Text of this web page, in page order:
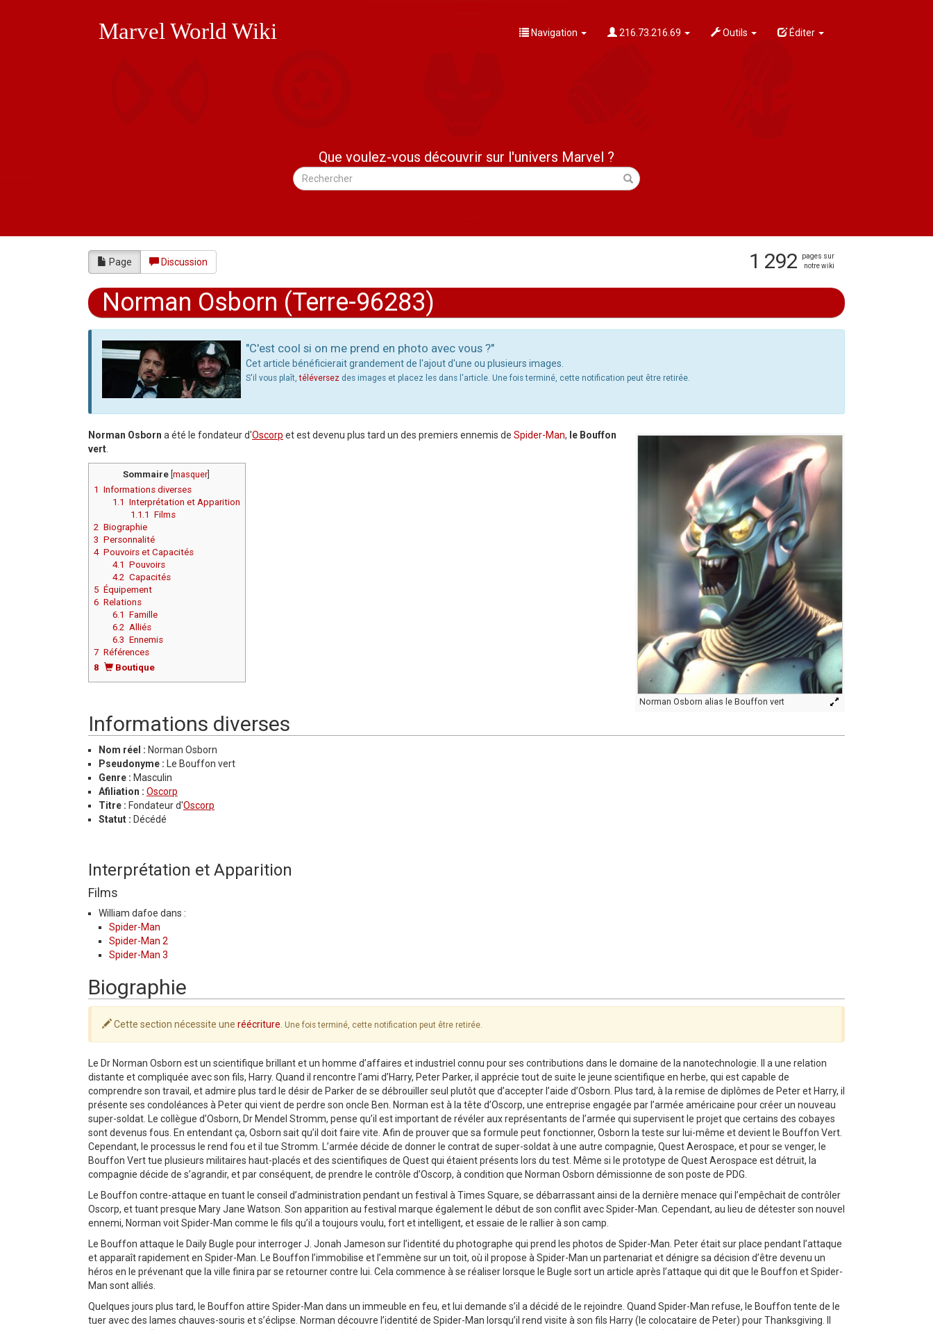
Marvel World Wiki Navigation 216.73.216.69 Outils Éditer
Que voulez-vous découvrir sur l'univers Marvel ?
Page Discussion 1 292
pages sur
notre wiki
Norman Osborn (Terre-96283)
"C'est cool si on me prend en photo avec vous ?"
Cet article bénéficierait grandement de l'ajout d'une ou plusieurs images.
S'il vous plaît,téléversez des images et placez les dans l'article. Une fois terminé, cette notification peut être retirée.
Norman Osborn alias le Bouffon vert
Norman Osborn a été le fondateur d'Oscorp et est devenu plus tard un des premiers ennemis de Spider-Man, le Bouffon
vert.
Sommaire[ masquer]
1 Informations diverses
1.1 Interprétation et Apparition
1.1.1
Films
2 Biographie
3 Personnalité
4 Pouvoirs et Capacités
4.1 Pouvoirs
4.2 Capacités
5 Équipement
6 Relations
6.1 Famille
6.2 Alliés
6.3 Ennemis
7 Références
8
Boutique
Informations diverses
Nom réel : Norman Osborn
Pseudonyme : Le Bouffon vert
Genre : Masculin
Afiliation : Oscorp
Titre : Fondateur d'Oscorp
Statut : Décédé
Interprétation et Apparition
Films
William dafoe dans :
Spider-Man
Spider-Man 2
Spider-Man 3
Biographie
Cette section nécessite une réécriture Une fois terminé, cette notification peut être retirée.
Le Dr Norman Osborn est un scientifique brillant et un homme d’affaires et industriel connu pour ses contributions dans le domaine de la nanotechnologie. Il a une relation
distante et compliquée avec son fils, Harry. Quand il rencontre l’ami d’Harry, Peter Parker, il apprécie tout de suite le jeune scientifique en herbe, qui est capable de
comprendre son travail, et admire plus tard le désir de Parker de se débrouiller seul plutôt que d’accepter l’aide d’Osborn. Plus tard, à la remise de diplômes de Peter et Harry, il
présente ses condoléances à Peter qui vient de perdre son oncle Ben. Norman est à la tête d’Oscorp, une entreprise engagée par l’armée américaine pour créer un nouveau
super-soldat. Le collègue d’Osborn, Dr Mendel Stromm, pense qu’il est important de révéler aux représentants de l’armée qui supervisent le projet que certains des cobayes
sont devenus fous. En entendant ça, Osborn sait qu’il doit faire vite. Afin de prouver que sa formule peut fonctionner, Osborn la teste sur lui-même et devient le Bouffon Vert.
Cependant, le processus le rend fou et il tue Stromm. L’armée décide de donner le contrat de super-soldat à une autre compagnie, Quest Aerospace, et pour se venger, le
Bouffon Vert tue plusieurs militaires haut-placés et des scientifiques de Quest qui étaient présents lors du test. Même si le prototype de Quest Aerospace est détruit, la
compagnie décide de s’agrandir, et par conséquent, de prendre le contrôle d’Oscorp, à condition que Norman Osborn démissionne de son poste de PDG.
Le Bouffon contre-attaque en tuant le conseil d’administration pendant un festival à Times Square, se débarrassant ainsi de la dernière menace qui l’empêchait de contrôler
Oscorp, et tuant presque Mary Jane Watson. Son apparition au festival marque également le début de son conflit avec Spider-Man. Cependant, au lieu de détester son nouvel
ennemi, Norman voit Spider-Man comme le fils qu’il a toujours voulu, fort et intelligent, et essaie de le rallier à son camp.
Le Bouffon attaque le Daily Bugle pour interroger J. Jonah Jameson sur l’identité du photographe qui prend les photos de Spider-Man. Peter était sur place pendant l’attaque
et apparaît rapidement en Spider-Man. Le Bouffon l’immobilise et l’emmène sur un toit, où il propose à Spider-Man un partenariat et dénigre sa décision d’être devenu un
héros en le prévenant que la ville finira par se retourner contre lui. Cela commence à se réaliser lorsque le Bugle sort un article après l’attaque qui dit que le Bouffon et Spider-
Man sont alliés.
Quelques jours plus tard, le Bouffon attire Spider-Man dans un immeuble en feu, et lui demande s’il a décidé de le rejoindre. Quand Spider-Man refuse, le Bouffon tente de le
tuer avec des lames chauves-souris et s’éclipse. Norman découvre l’identité de Spider-Man lorsqu’il rend visite à son fils Harry (le colocataire de Peter) pour Thanksgiving. Il